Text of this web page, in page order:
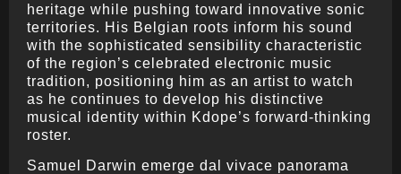
heritage while pushing toward innovative sonic
territories. His Belgian roots inform his sound
with the sophisticated sensibility characteristic
of the region’s celebrated electronic music
tradition, positioning him as an artist to watch
as he continues to develop his distinctive
musical identity within Kdope’s forward-thinking
roster.
Samuel Darwin emerge dal vivace panorama